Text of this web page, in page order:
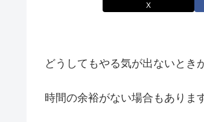
X
どうしてもやる気が出ないとき
時間の余裕がない場合もありま